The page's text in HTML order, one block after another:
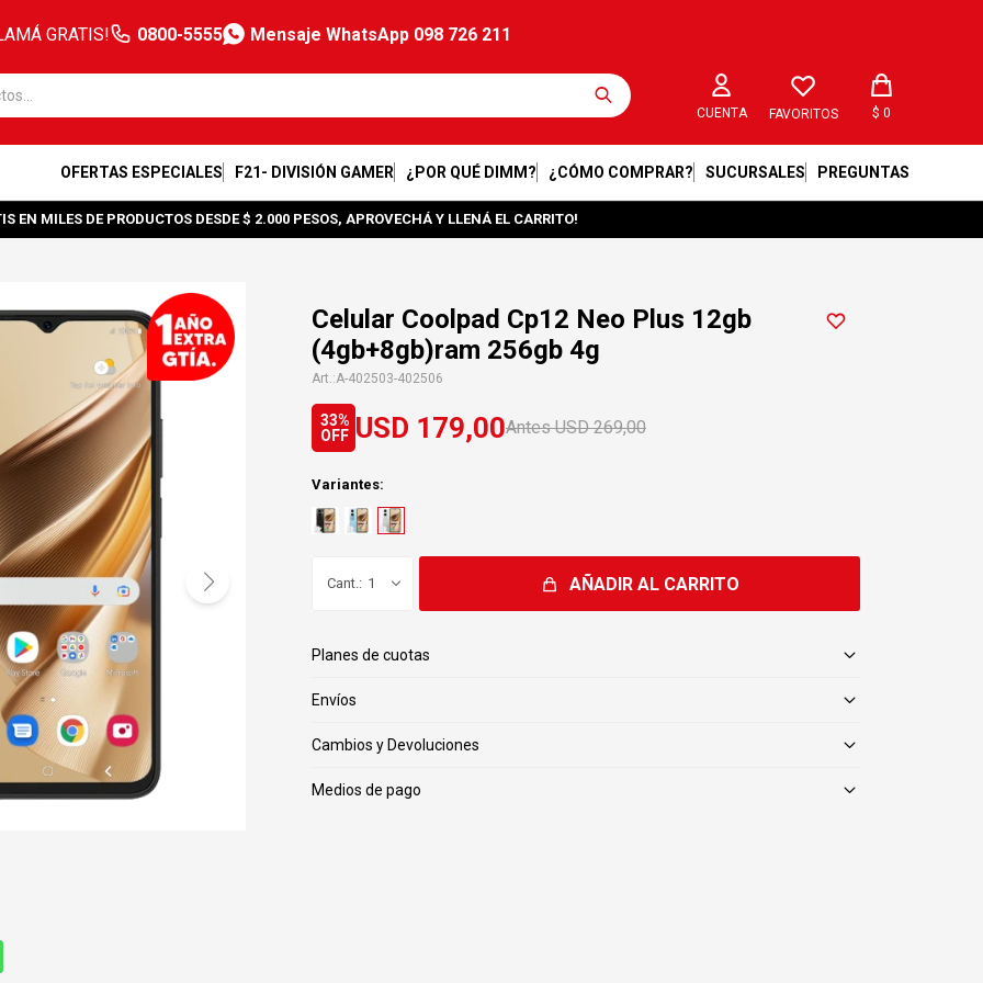
GRATIS! 0800-5555 Mensaje WhatsApp 098 726 211
OFERTAS ESPECIALES F21- DIVISIÓN GAMER ¿POR QUÉ DIMM? ¿CÓMO COMPRAR? SUCURSALES PREGUNTAS
FAVORITOS $ 0
EN MILES DE PRODUCTOS DESDE $ 2.000 PESOS, APROVECHÁ Y LLENÁ EL CARRITO!
Celular Coolpad Cp12 Neo Plus 12gb
(4gb+8gb)ram 256gb 4g
A-402503-402506
USD 179,00 USD 269,00
33
Variantes:
1 AÑADIR AL CARRITO
Planes de cuotas
Envíos
Cambios y Devoluciones
Medios de pago